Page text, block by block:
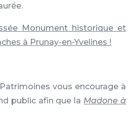
Monument historique et
à Prunay-en-Yvelines !
vous encourage à
public afin que la Madone à